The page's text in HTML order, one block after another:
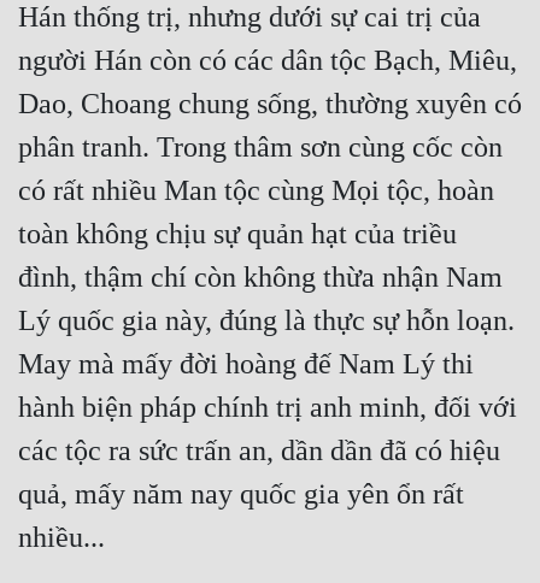
Khoa Huyễn Không Gian
Kiếm Hiệp
Kỳ Huyễn
Kỳ Ảo
Linh Dị
Làm Giàu
Lịch Sử
Mưu Mô
Hán thống trị, nhưng dưới sự cai trị của
người Hán còn có các dân tộc Bạch, Miêu,
Dao, Choang chung sống, thường xuyên có
phân tranh. Trong thâm sơn cùng cốc còn
có rất nhiều Man tộc cùng Mọi tộc, hoàn
toàn không chịu sự quản hạt của triều
đình, thậm chí còn không thừa nhận Nam
Lý quốc gia này, đúng là thực sự hỗn loạn.
May mà mấy đời hoàng đế Nam Lý thi
hành biện pháp chính trị anh minh, đối với
các tộc ra sức trấn an, dần dần đã có hiệu
quả, mấy năm nay quốc gia yên ổn rất
nhiều...